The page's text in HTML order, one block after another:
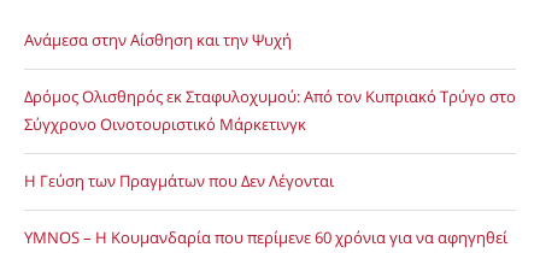
Ανάμεσα στην Αίσθηση και την Ψυχή
Δρόμος Ολισθηρός εκ Σταφυλοχυμού: Από τον Κυπριακό Τρύγο στο
Σύγχρονο Οινοτουριστικό Μάρκετινγκ
Η Γεύση των Πραγμάτων που Δεν Λέγονται
YMNOS – Η Κουμανδαρία που περίμενε 60 χρόνια για να αφηγηθεί